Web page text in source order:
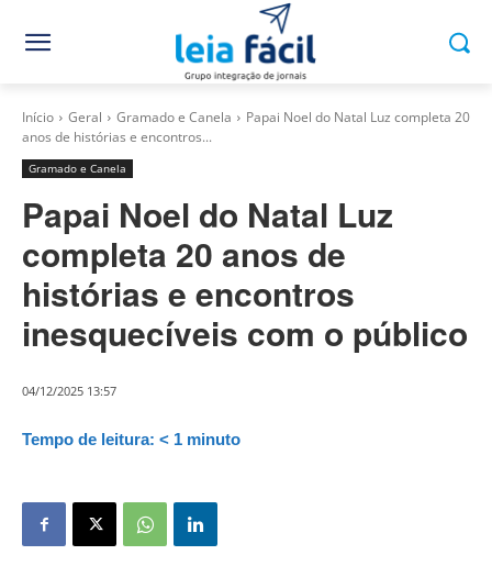
Início Geral Gramado e Canela
Papai Noel do Natal Luz completa 20
anos de histórias e encontros...
Gramado e Canela
Papai Noel do Natal Luz
completa 20 anos de
histórias e encontros
inesquecíveis com o público
04/12/2025 13:57
Tempo de leitura: < 1 minuto